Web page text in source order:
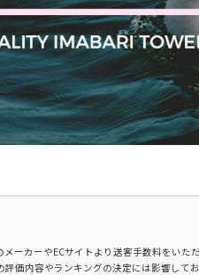
ーカーやECサイトより送客手数料をいた
価内容やランキングの決定には影響して